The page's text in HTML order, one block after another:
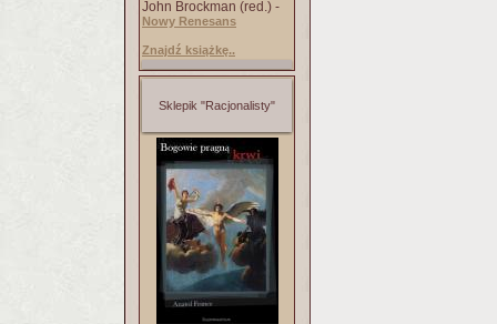
John Brockman (red.) -
Nowy Renesans
Znajdź książkę..
Sklepik "Racjonalisty"